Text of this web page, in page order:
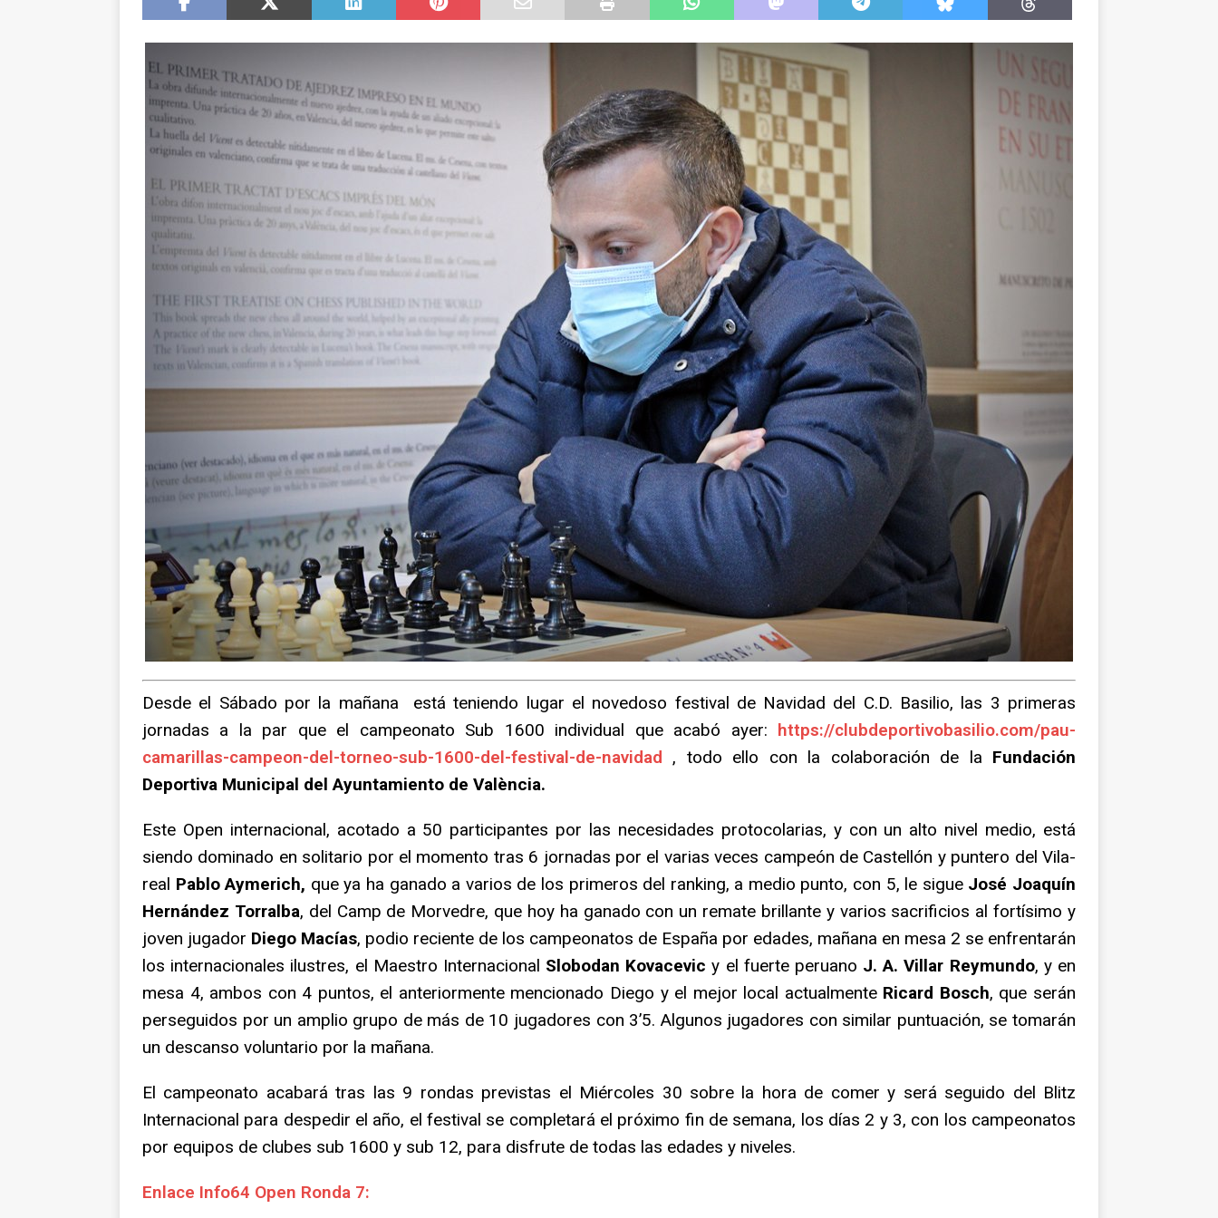
Desde el Sábado por la mañana está teniendo lugar el novedoso festival de Navidad del C.D. Basilio, las 3 primeras
jornadas a la par que el campeonato Sub 1600 individual que acabó ayer: https://clubdeportivobasilio.com/pau-
camarillas-campeon-del-torneo-sub-1600-del-festival-de-navidad , todo ello con la colaboración de la Fundación
Deportiva Municipal del Ayuntamiento de València.
Este Open internacional, acotado a 50 participantes por las necesidades protocolarias, y con un alto nivel medio, está
siendo dominado en solitario por el momento tras 6 jornadas por el varias veces campeón de Castellón y puntero del Vila-
real Pablo Aymerich, que ya ha ganado a varios de los primeros del ranking, a medio punto, con 5, le sigue José Joaquín
Hernández Torralba, del Camp de Morvedre, que hoy ha ganado con un remate brillante y varios sacrificios al fortísimo y
joven jugador Diego Macías, podio reciente de los campeonatos de España por edades, mañana en mesa 2 se enfrentarán
los internacionales ilustres, el Maestro Internacional Slobodan Kovacevic y el fuerte peruano J. A. Villar Reymundo, y en
mesa 4, ambos con 4 puntos, el anteriormente mencionado Diego y el mejor local actualmente Ricard Bosch, que serán
perseguidos por un amplio grupo de más de 10 jugadores con 3’5. Algunos jugadores con similar puntuación, se tomarán
un descanso voluntario por la mañana.
El campeonato acabará tras las 9 rondas previstas el Miércoles 30 sobre la hora de comer y será seguido del Blitz
Internacional para despedir el año, el festival se completará el próximo fin de semana, los días 2 y 3, con los campeonatos
por equipos de clubes sub 1600 y sub 12, para disfrute de todas las edades y niveles.
Enlace Info64 Open Ronda 7: